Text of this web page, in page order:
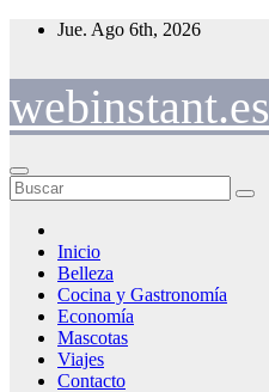
Saltar
Jue. Ago 6th, 2026
webinstant.es
Inicio
Belleza
Cocina y Gastronomía
Economía
Mascotas
Viajes
Contacto